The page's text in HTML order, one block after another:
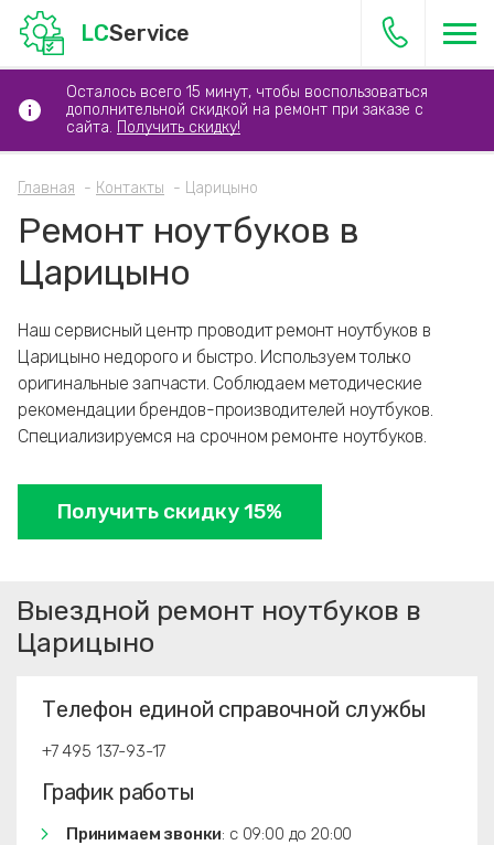
LCService
Осталось всего 15 минут, чтобы воспользоваться
дополнительной скидкой на ремонт при заказе с
сайта. Получить скидку!
Главная Контакты Царицыно
Ремонт ноутбуков в
Царицыно
Наш сервисный центр проводит ремонт ноутбуков в
Царицыно недорого и быстро. Используем только
оригинальные запчасти. Соблюдаем методические
рекомендации брендов-производителей ноутбуков.
Специализируемся на срочном ремонте ноутбуков.
Получить скидку 15%
Выездной ремонт ноутбуков в
Царицыно
Телефон единой справочной службы
+7 495 137-93-17
График работы
Принимаем звонки: с 09:00 до 20:00